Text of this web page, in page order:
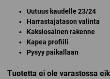
Uutuus kaudelle 23/24
Harrastajatason valinta
Kaksiosainen rakenne
Kapea profiili
Pysyy paikallaan
Tuotetta ei ole varastossa